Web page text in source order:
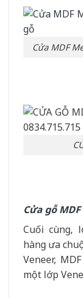
Cửa MDF
Cửa gỗ
Cuối cùng,
hàng ưa
Veneer,
một lớp